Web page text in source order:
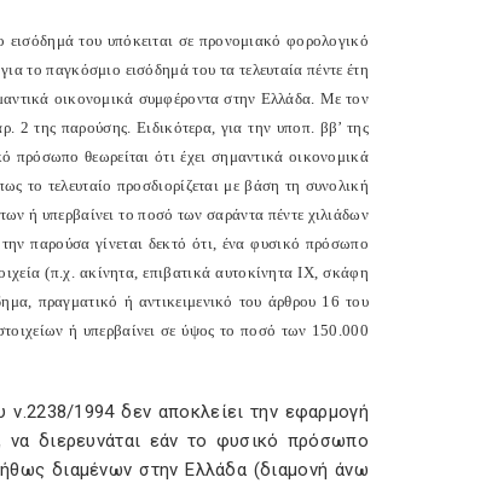
του υπόκειται σε προνομιακό φορολογικό
το παγκόσμιο εισόδημά του τα τελευταία πέντε έτη
οικονομικά συμφέροντα στην Ελλάδα. Με τον
2 της παρούσης. Ειδικότερα, για την υποπ. ββ’ της
θεωρείται ότι έχει σημαντικά οικονομικά
το τελευταίο προσδιορίζεται με βάση τη συνολική
ή υπερβαίνει το ποσό των σαράντα πέντε χιλιάδων
παρούσα γίνεται δεκτό ότι, ένα φυσικό πρόσωπο
(π.χ. ακίνητα, επιβατικά αυτοκίνητα ΙΧ, σκάφη
πραγματικό ή αντικειμενικό του άρθρου 16 του
ή υπερβαίνει σε ύψος το ποσό των 150.000
ν.2238/1994 δεν αποκλείει την εφαρμογή
διερευνάται εάν το φυσικό πρόσωπο
διαμένων στην Ελλάδα (διαμονή άνω